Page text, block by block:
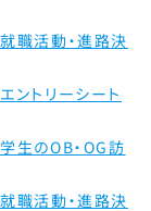
職活動・進路決
トリーシート
生のOB・OG訪
職活動・進路決